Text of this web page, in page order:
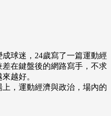
球迷，24歲寫了一篇運動經
在鍵盤後的網路寫手，不求
越好。
，運動經濟與政治，場內的